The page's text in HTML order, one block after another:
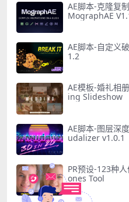
AE脚本-克隆复
MographAE
AE脚本-自定义
1.2
AE模板-婚礼相
ing Slideshow
AE脚本-图层深
udalizer v1.0.1
PR预设-123种
ones Tool